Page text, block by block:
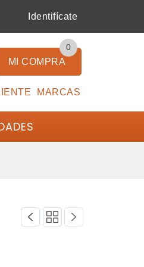
Identifícate
0
MI COMPRA
MARCAS